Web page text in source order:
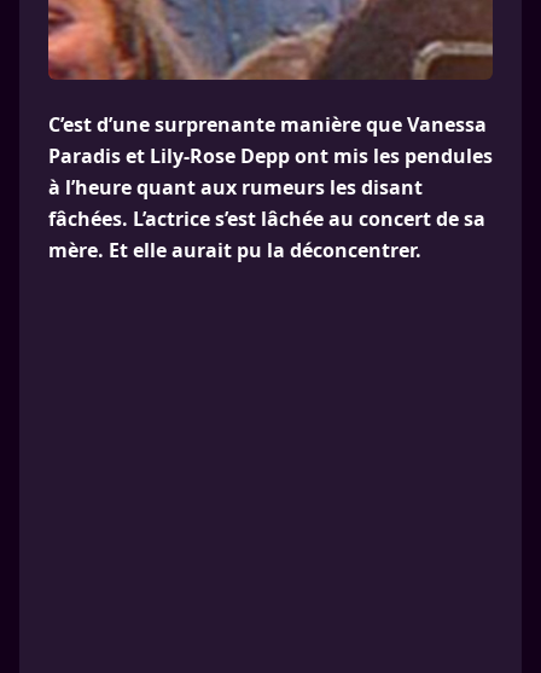
C’est d’une surprenante manière que Vanessa
Paradis et Lily-Rose Depp ont mis les pendules
à l’heure quant aux rumeurs les disant
fâchées. L’actrice s’est lâchée au concert de sa
mère. Et elle aurait pu la déconcentrer.